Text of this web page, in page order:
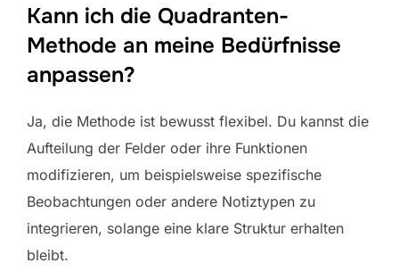
Kann ich die Quadranten-
Methode an meine Bedürfnisse
anpassen?
Ja, die Methode ist bewusst flexibel. Du kannst die
Aufteilung der Felder oder ihre Funktionen
modifizieren, um beispielsweise spezifische
Beobachtungen oder andere Notiztypen zu
integrieren, solange eine klare Struktur erhalten
bleibt.